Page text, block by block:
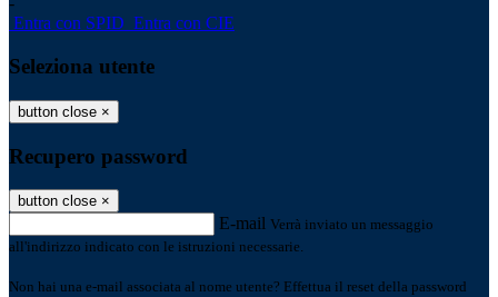
Entra con SPID Entra con CIE
Seleziona utente
button close ×
Recupero password
button close ×
E-mail Verrà inviato un messaggio
all'indirizzo indicato con le istruzioni necessarie.
Non hai una e-mail associata al nome utente? Effettua il reset della password